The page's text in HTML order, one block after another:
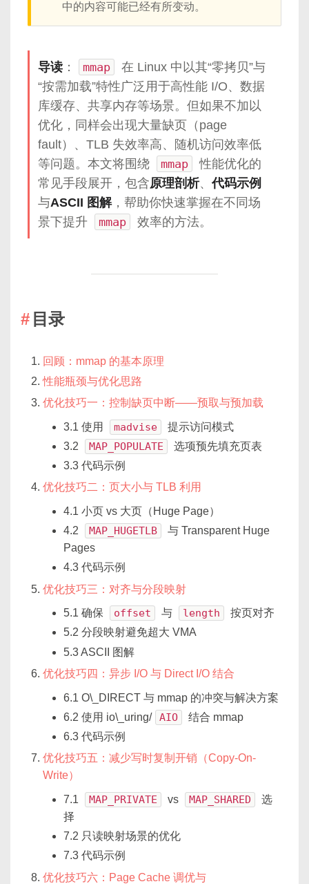
中的内容可能已经有所变动。
导读 ： mmap
在 Linux 中以其“零拷贝”与
“按需加载”特性广泛用于高性能 I/O、数据
库缓存、共享内存等场景。但如果不加以
优化，同样会出现大量缺页（page
fault）、TLB 失效率高、随机访问效率低
等问题。本文将围绕
mmap
性能优化的
常见手段展开，包含原理剖析、代码示例
与ASCII 图解，帮助你快速掌握在不同场
景下提升
mmap 效率的方法。
目录
回顾：mmap 的基本原理
性能瓶颈与优化思路
优化技巧一：控制缺页中断——预取与预加载
3.1 使用 madvise
提示访问模式
3.2
MAP_POPULATE
选项预先填充页表
3.3 代码示例
优化技巧二：页大小与 TLB 利用
4.1 小页 vs 大页（Huge Page）
4.2
MAP_HUGETLB
与 Transparent Huge
Pages
4.3 代码示例
优化技巧三：对齐与分段映射
5.1 确保 offset 与 length
按页对齐
5.2 分段映射避免超大 VMA
5.3 ASCII 图解
优化技巧四：异步 I/O 与 Direct I/O 结合
6.1 O\_DIRECT 与 mmap 的冲突与解决方案
6.2 使用 io\_uring/
AIO
结合 mmap
6.3 代码示例
优化技巧五：减少写时复制开销（Copy-On-
Write）
7.1 MAP_PRIVATE vs MAP_SHARED
选
择
7.2 只读映射场景的优化
7.3 代码示例
优化技巧六：Page Cache 调优与